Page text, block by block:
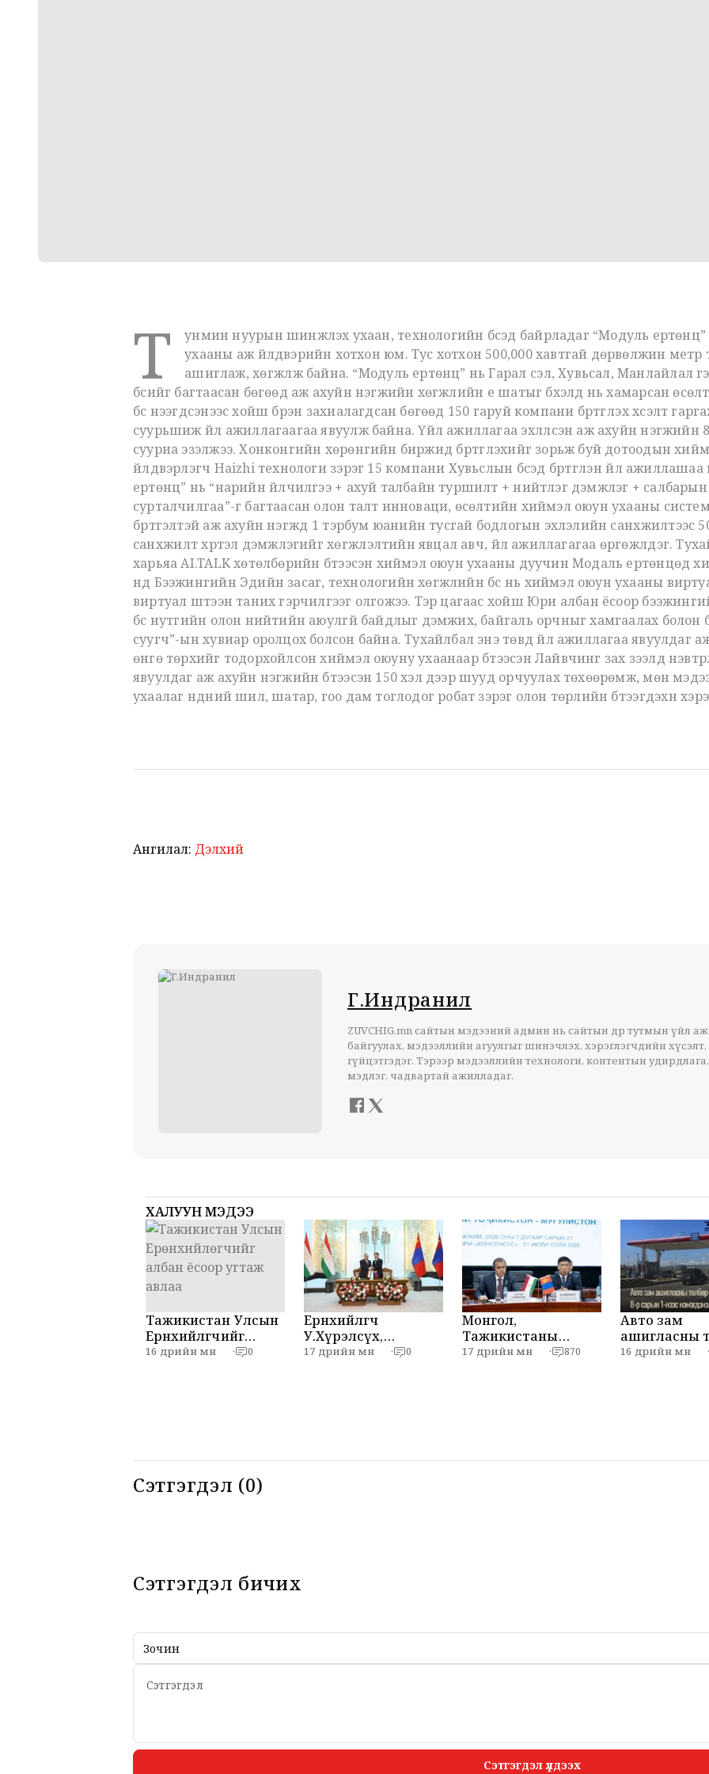
Т
унмин нуурын шинжлэх ухаан, технологийн бүсэд байрладаг “Модуль
ухааны аж үйлдвэрийн хотхон юм. Тус хотхон 500,000 хавтгай дөрвөлжин метр
ашиглаж, хөгжүүлж байна. “Модуль ертөнц” нь Гарал үүсэл, Хувьсал, Манлайлал
бүсийг багтаасан бөгөөд аж ахуйн нэгжийн хөгжлийн үе шатыг бүхэлд нь хамарсан
бүс нээгдсэнээс хойш бүрэн захиалагдсан бөгөөд 150 гаруй компани бүртгүүлэх хүсэлт
суурьшиж үйл ажиллагаагаа явуулж байна. Үйл ажиллагаа эхлүүлсэн аж ахуйн нэгжийн
сууриа эзэлжээ. Хонконгийн хөрөнгийн биржид бүртгүүлэхийг зорьж буй дотоодын
үйлдвэрлэгч Haizhi технологи зэрэг 15 компани Хувьслын бүсэд бүртгүүлэн үйл
ертөнц” нь “нарийн үйлчилгээ + ахуй талбайн туршилт + нийтлэг дэмжлэг + салбарын
сурталчилгаа”-г багтаасан олон талт инноваци, өсөлтийн хиймэл оюун ухааны
бүртгэлтэй аж ахуйн нэгжүүд 1 тэрбум юанийн тусгай бодлогын эхлэлийн
санхүүжилт хүртэл дэмжлэгийг хөгжүүлэлтийн явцал авч, үйл ажиллагагаа өргөжүүлдэг.
харьяа AI.TALK хөтөлбөрийн бүтээсэн хиймэл оюун ухааны дуучин Модаль ертөнцөд
нд Бээжингийн Эдийн засаг, технологийн хөгжлийн бүс нь хиймэл оюун ухааны
виртуал шүтээн таних гэрчилгээг олгожээ. Тэр цагаас хойш Юри албан ёсоор
бүс нутгийн олон нийтийн аюулгүй байдлыг дэмжих, байгаль орчныг хамгаалах
суугч”-ын хувиар оролцох болсон байна. Тухайлбал энэ төвд үйл ажиллагаа
өнгө төрхийг тодорхойлсон хиймэл оюуну ухаанаар бүтээсэн Лайвчинг зах зээлд
явуулдаг аж ахуйн нэгжийн бүтээсэн 150 хэл дээр шууд орчуулах төхөөрөмж, мөн
ухаалаг нүдний шил, шатар, гоо дам тоглодог робат зэрэг олон төрлийн бүтээгдэхүүн
Ангилал: Дэлхий
Г.Индранил
ZUVCHIG.mn сайтын мэдээний админ нь сайтын өдөр тутмын үйл
байгуулах, мэдээллийн агуулгыг шинэчлэх, хэрэглэгчдийн
гүйцэтгэдэг. Тэрээр мэдээллийн технологи, контентын
мэдлэг, чадвартай ажилладаг.
ХАЛУУН МЭДЭЭ
Тажикистан Улсын
Ерөнхийлөгчийг
албан ёсоор угтаж
16 өдрийн өмнө · 0
Ерөнхийлөгч
У.Хүрэлсүх,
Эмомали Рахмон
17 өдрийн өмнө · 0
Монгол,
Тажикистаны
бизнес форум
17 өдрийн өмнө · 870
Авто зам
ашигласны төлбөр
ирэх 8-р сарын 1-
16 өдрийн өмнө ·
Сэтгэгдэл (0)
Сэтгэгдэл бичих
Сэтгэгдэл үлдээх